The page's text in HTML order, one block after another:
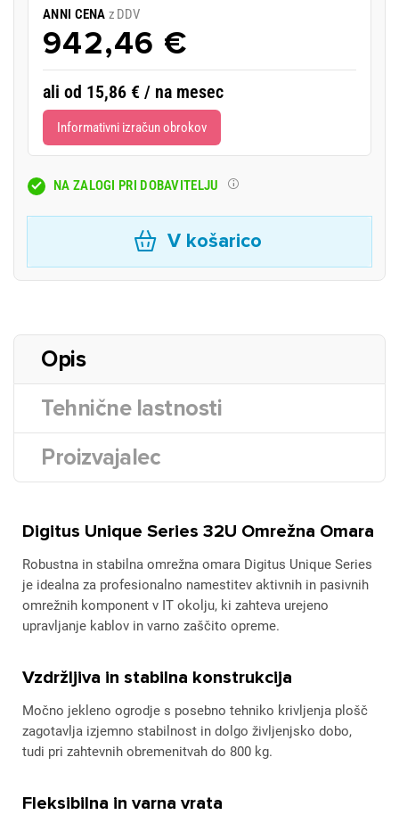
ANNI CENA z DDV
942,46 €
ali od 15,86 € / na mesec
Informativni izračun obrokov
NA ZALOGI PRI DOBAVITELJU
V košarico
Opis
Tehnične lastnosti
Proizvajalec
Digitus Unique Series 32U Omrežna Omara
Robustna in stabilna omrežna omara Digitus Unique Series
je idealna za profesionalno namestitev aktivnih in pasivnih
omrežnih komponent v IT okolju, ki zahteva urejeno
upravljanje kablov in varno zaščito opreme.
Vzdržljiva in stabilna konstrukcija
Močno jekleno ogrodje s posebno tehniko krivljenja plošč
zagotavlja izjemno stabilnost in dolgo življenjsko dobo,
tudi pri zahtevnih obremenitvah do 800 kg.
Fleksibilna in varna vrata